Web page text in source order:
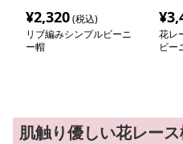
¥2,320(税込)
リブ編みシンプルビーニ
ー帽
¥
花レ
ビー
肌触り優しい花レー